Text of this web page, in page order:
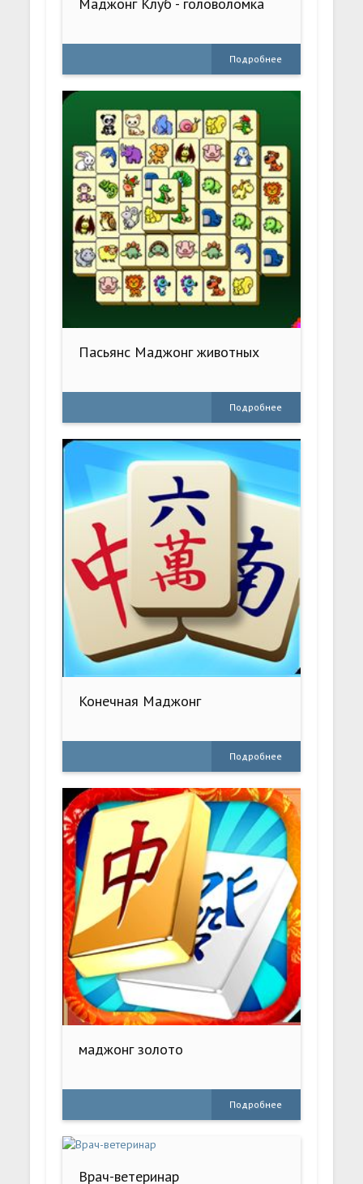
Маджонг Клуб - головоломка
Подробнее
Пасьянс Маджонг животных
Подробнее
Конечная Маджонг
Подробнее
маджонг золото
Подробнее
Врач-ветеринар